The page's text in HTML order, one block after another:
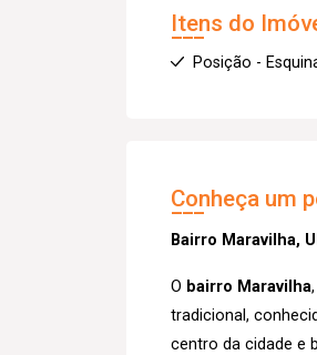
Itens do
Posição -
Conheça um
Bairro Maravilha,
O bairro Maravilha
tradicional,
centro da cidade e